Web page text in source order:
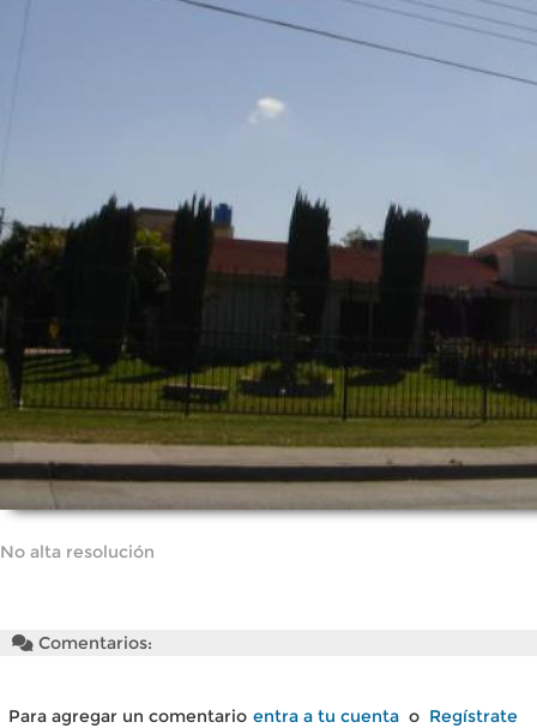
No alta resolución
Comentarios:
Para agregar un comentario entra a tu cuenta o Regístrate